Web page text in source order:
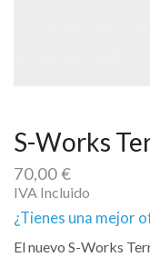
S-Works
70,00€
IVA Incluido
¿Tienes una mejor
El nuevo S-Works